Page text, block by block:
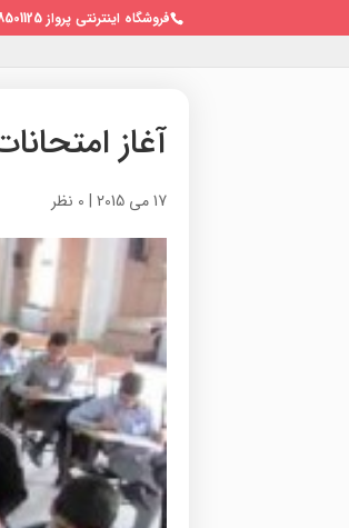
فروشگاه اینترنتی پرواز 09128501125 / 02122691010
آغاز
17 می 2015 | 0 نظر